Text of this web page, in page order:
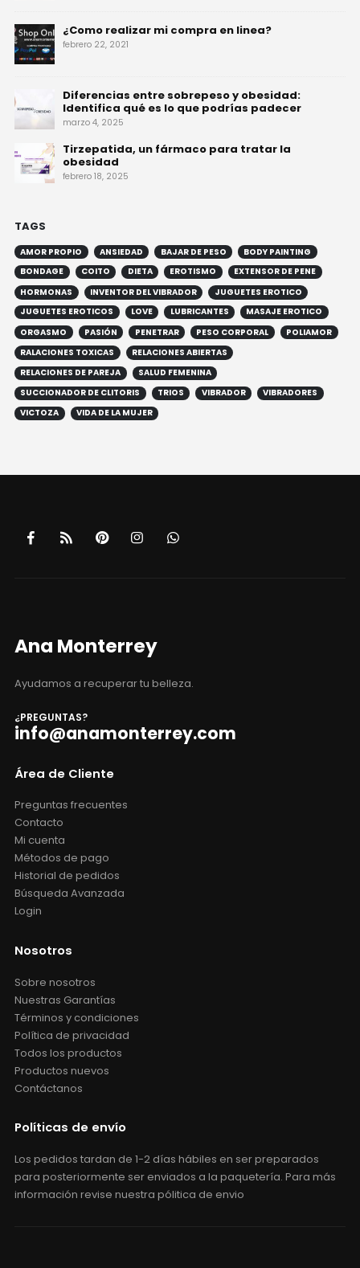
¿Como realizar mi compra en linea?
febrero 22, 2021
Diferencias entre sobrepeso y obesidad:
Identifica qué es lo que podrías padecer
marzo 4, 2025
Tirzepatida, un fármaco para tratar la
obesidad
febrero 18, 2025
TAGS
AMOR PROPIO ANSIEDAD BAJAR DE PESO
BODY PAINTING
BONDAGE
COITO DIETA EROTISMO
EXTENSOR DE PENE
HORMONAS
INVENTOR DEL VIBRADOR
JUGUETES EROTICO
JUGUETES EROTICOS
LOVE LUBRICANTES
MASAJE EROTICO
ORGASMO
PASIÓN PENETRAR PESO CORPORAL
POLIAMOR
RALACIONES TOXICAS
RELACIONES ABIERTAS
RELACIONES DE PAREJA
SALUD FEMENINA
SUCCIONADOR DE CLITORIS
TRIOS VIBRADOR
VIBRADORES
VICTOZA
VIDA DE LA MUJER
Ana Monterrey
Ayudamos a recuperar tu belleza.
¿PREGUNTAS?
info@anamonterrey.com
Área de Cliente
Preguntas frecuentes
Contacto
Mi cuenta
Métodos de pago
Historial de pedidos
Búsqueda Avanzada
Login
Nosotros
Sobre nosotros
Nuestras Garantías
Términos y condiciones
Política de privacidad
Todos los productos
Productos nuevos
Contáctanos
Políticas de envío
Los pedidos tardan de 1-2 días hábiles en ser preparados
para posteriormente ser enviados a la paquetería. Para más
información revise nuestra pólitica de envio